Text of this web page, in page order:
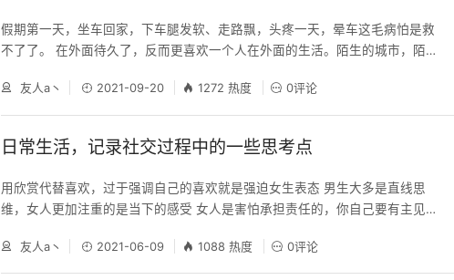
假期第一天，坐车回家，下车腿发软、走路飘，头疼一天，晕车这毛病怕是救
不了了。 在外面待久了，反而更喜欢一个人在外面的生活。陌生的城市，陌生
用想着别人怎么看、别人过的好不好，做自己便好。 生活本就有压力，我们的
世界没那么大，装不下这么多需要挂念的人。 家是心里的牵挂，无论走到哪，
友人a丶 2021-09-20 1272 热度 0评论
日常生活，记录社交过程中的一些思考点
用欣赏代替喜欢，过于强调自己的喜欢就是强迫女生表态 男生大多是直线思
维，女人更加注重的是当下的感受 女人是害怕承担责任的，你自己要有主见。
她有关的所有人 不要太过于直接，会让人没有安全感 我们有时候都太专注于结
果，反而忽略了恋爱这件事，最基本的不就是两个人在一起开心吗？ 当你觉得
友人a丶 2021-06-09 1088 热度 0评论